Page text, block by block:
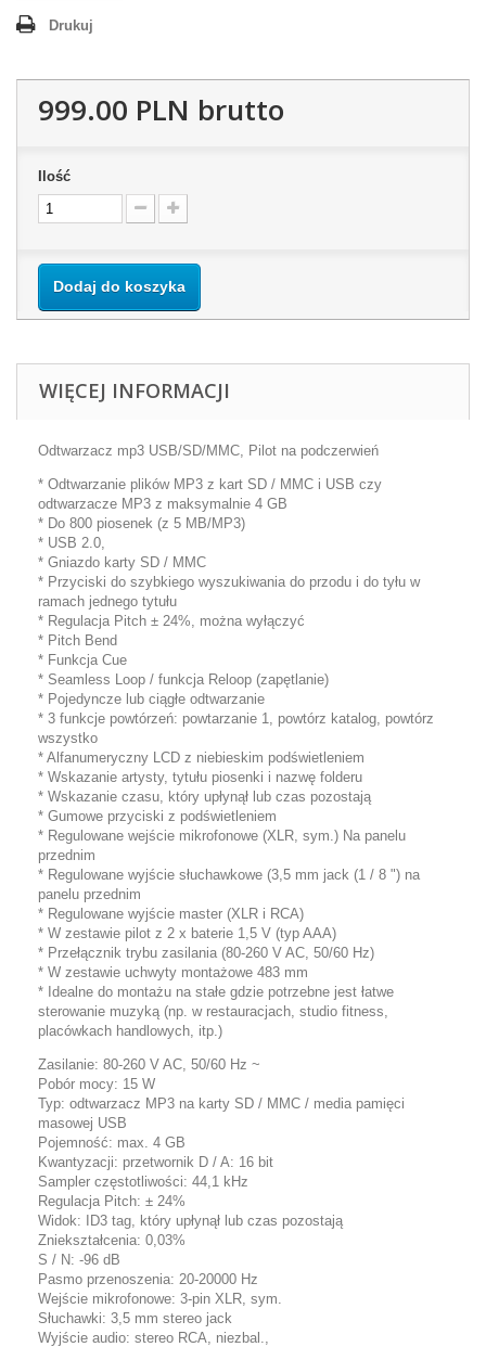
Drukuj
999.00 PLN brutto
Ilość
Dodaj do koszyka
WIĘCEJ INFORMACJI
Odtwarzacz mp3 USB/SD/MMC, Pilot na podczerwień
* Odtwarzanie plików MP3 z kart SD / MMC i USB czy
odtwarzacze MP3 z maksymalnie 4 GB
* Do 800 piosenek (z 5 MB/MP3)
* USB 2.0,
* Gniazdo karty SD / MMC
* Przyciski do szybkiego wyszukiwania do przodu i do tyłu w
ramach jednego tytułu
* Regulacja Pitch ± 24%, można wyłączyć
* Pitch Bend
* Funkcja Cue
* Seamless Loop / funkcja Reloop (zapętlanie)
* Pojedyncze lub ciągłe odtwarzanie
* 3 funkcje powtórzeń: powtarzanie 1, powtórz katalog, powtórz
wszystko
* Alfanumeryczny LCD z niebieskim podświetleniem
* Wskazanie artysty, tytułu piosenki i nazwę folderu
* Wskazanie czasu, który upłynął lub czas pozostają
* Gumowe przyciski z podświetleniem
* Regulowane wejście mikrofonowe (XLR, sym.) Na panelu
przednim
* Regulowane wyjście słuchawkowe (3,5 mm jack (1 / 8 ") na
panelu przednim
* Regulowane wyjście master (XLR i RCA)
* W zestawie pilot z 2 x baterie 1,5 V (typ AAA)
* Przełącznik trybu zasilania (80-260 V AC, 50/60 Hz)
* W zestawie uchwyty montażowe 483 mm
* Idealne do montażu na stałe gdzie potrzebne jest łatwe
sterowanie muzyką (np. w restauracjach, studio fitness,
placówkach handlowych, itp.)
Zasilanie: 80-260 V AC, 50/60 Hz ~
Pobór mocy: 15 W
Typ: odtwarzacz MP3 na karty SD / MMC / media pamięci
masowej USB
Pojemność: max. 4 GB
Kwantyzacji: przetwornik D / A: 16 bit
Sampler częstotliwości: 44,1 kHz
Regulacja Pitch: ± 24%
Widok: ID3 tag, który upłynął lub czas pozostają
Zniekształcenia: 0,03%
S / N: -96 dB
Pasmo przenoszenia: 20-20000 Hz
Wejście mikrofonowe: 3-pin XLR, sym.
Słuchawki: 3,5 mm stereo jack
Wyjście audio: stereo RCA, niezbal.,